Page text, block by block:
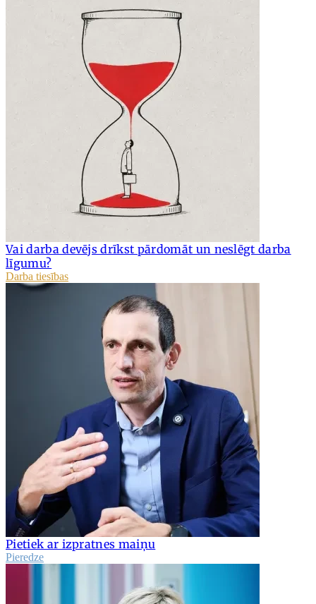
Vai darba devējs drīkst pārdomāt un neslēgt darba
līgumu?
Darba tiesības
Pietiek ar izpratnes maiņu
Pieredze